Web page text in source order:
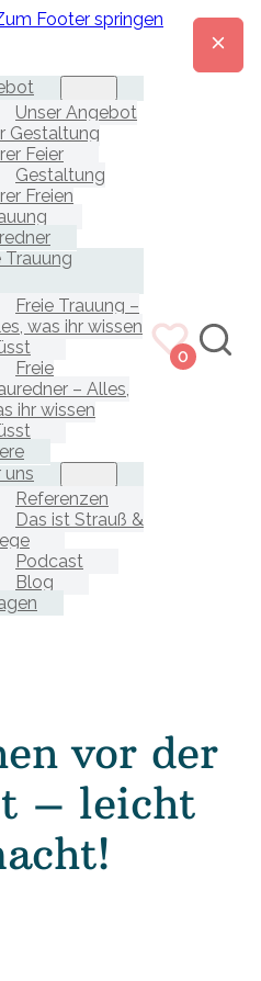
Footer springen
Unser Angebot
Gestaltung
Feier
Gestaltung
Freien
Trauung
Freie Trauung –
was ihr wissen
Freie
– Alles,
ihr wissen
uns
Referenzen
Das ist Strauß &
Podcast
Blog
0
vor der
– leicht